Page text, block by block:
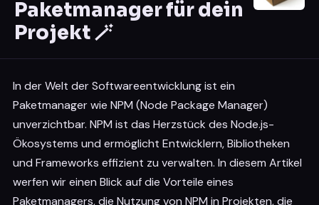
Paketmanager für dein
Projekt 🪄
In der Welt der Softwareentwicklung ist ein
Paketmanager wie NPM (Node Package Manager)
unverzichtbar. NPM ist das Herzstück des Node.js-
Ökosystems und ermöglicht Entwicklern, Bibliotheken
und Frameworks effizient zu verwalten. In diesem Artikel
werfen wir einen Blick auf die Vorteile eines
Paketmanagers, die Nutzung von NPM in Projekten, die
↑ navigate open 0 results